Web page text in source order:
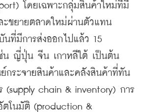
โดยเฉพาะกลุ่มสินค้าใหม่ที่มี
ะขยายตลาดใหม่ผ่านตัวแทน
นที่มีการส่งออกไปแล้ว 15
ช่น ญี่ปุ่น จีน เกาหลีใต้ เป็นต้น
กระจายสินค้าและคลังสินค้าที่ทัน
(supply chain & inventory) การ
ตโนมัติ (production &